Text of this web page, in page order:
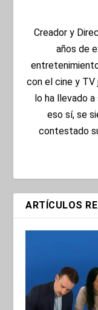
Creador y
años de
con el cine y TV
lo ha llevado
eso sí, se
contestado
ARTÍCULOS